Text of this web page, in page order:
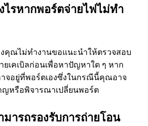
ไรหากพอร์ตจ่ายไฟไม่ทํา
คุณไม่ทํางานขอแนะนําให้ตรวจสอบ
เคเบิลก่อนเพื่อหาปัญหาใด ๆ หาก
จอยู่ที่พอร์ตเองซึ่งในกรณีนี้คุณอาจ
ญหรือพิจารณาเปลี่ยนพอร์ต
ารถรองรับการถ่ายโอน